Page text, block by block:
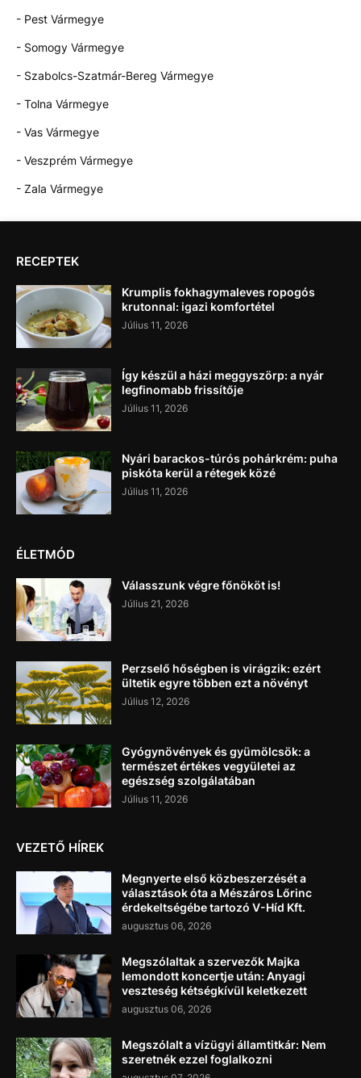
- Pest Vármegye
- Somogy Vármegye
- Szabolcs-Szatmár-Bereg Vármegye
- Tolna Vármegye
- Vas Vármegye
- Veszprém Vármegye
- Zala Vármegye
RECEPTEK
Krumplis fokhagymaleves ropogós
krutonnal: igazi komfortétel
Július 11, 2026
Így készül a házi meggyszörp: a nyár
legfinomabb frissítője
Július 11, 2026
Nyári barackos-túrós pohárkrém: puha
piskóta kerül a rétegek közé
Július 11, 2026
ÉLETMÓD
Válasszunk végre főnököt is!
Július 21, 2026
Perzselő hőségben is virágzik: ezért
ültetik egyre többen ezt a növényt
Július 12, 2026
Gyógynövények és gyümölcsök: a
természet értékes vegyületei az
egészség szolgálatában
Július 11, 2026
VEZETŐ HÍREK
Megnyerte első közbeszerzését a
választások óta a Mészáros Lőrinc
érdekeltségébe tartozó V-Híd Kft.
augusztus 06, 2026
Megszólaltak a szervezők Majka
lemondott koncertje után: Anyagi
veszteség kétségkívül keletkezett
augusztus 06, 2026
Megszólalt a vízügyi államtitkár: Nem
szeretnék ezzel foglalkozni